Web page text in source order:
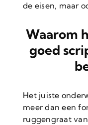
de eisen, maar
Waarom
goed
Het juiste
meer dan een
ruggengraat